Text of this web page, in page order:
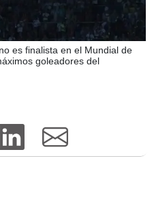
es finalista en el Mundial de
goleadores del